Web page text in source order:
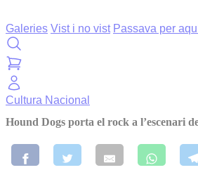
Galeries Vist i no vist Passava per
Cultura Nacional
Hound Dogs porta el rock a l’escenari